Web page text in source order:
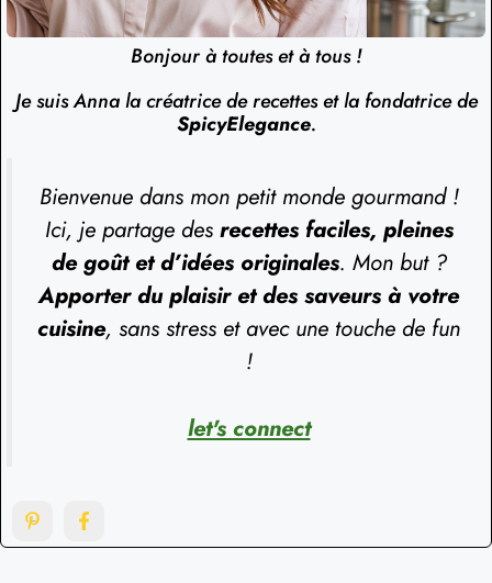
Bonjour à toutes et à tous !
Je suis Anna la créatrice de recettes et la fondatrice de
SpicyElegance.
Bienvenue dans mon petit monde gourmand !
Ici, je partage des recettes faciles, pleines
de goût et d’idées originales. Mon but ?
Apporter du plaisir et des saveurs à votre
cuisine, sans stress et avec une touche de fun
!
let's connect